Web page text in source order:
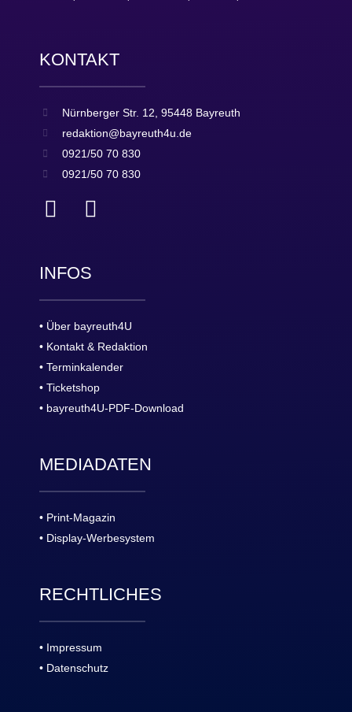
KONTAKT
Nürnberger Str. 12, 95448 Bayreuth
redaktion@bayreuth4u.de
0921/50 70 830
0921/50 70 830
INFOS
• Über bayreuth4U
• Kontakt & Redaktion
• Terminkalender
• Ticketshop
• bayreuth4U-PDF-Download
MEDIADATEN
• Print-Magazin
• Display-Werbesystem
RECHTLICHES
• Impressum
• Datenschutz